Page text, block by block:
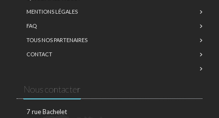
MENTIONS LÉGALES
FAQ
TOUS NOS PARTENAIRES
CONTACT
Nous contacter
7 rue Bachelet